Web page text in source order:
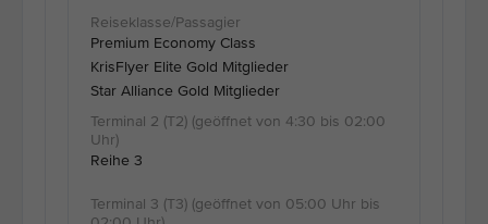
Premium Economy Class
KrisFlyer Elite Gold Mitglieder
Star Alliance Gold Mitglieder
Reihe 3